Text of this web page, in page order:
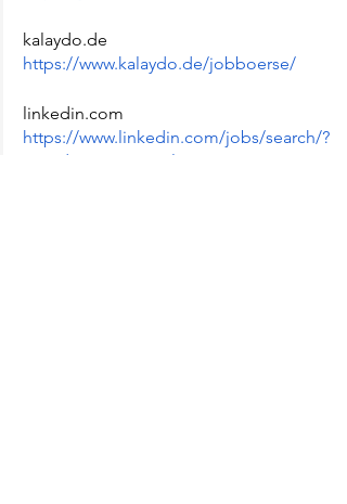
kalaydo.de
https://www.kalaydo.de/jobboerse/
linkedin.com
https://www.linkedin.com/jobs/search/?
geoId=101282230&location=Germany